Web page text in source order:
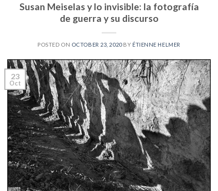
Susan Meiselas y lo invisible: la fotografía
de guerra y su discurso
POSTED ON OCTOBER 23, 2020BY ÉTIENNE HELMER
23
Oct